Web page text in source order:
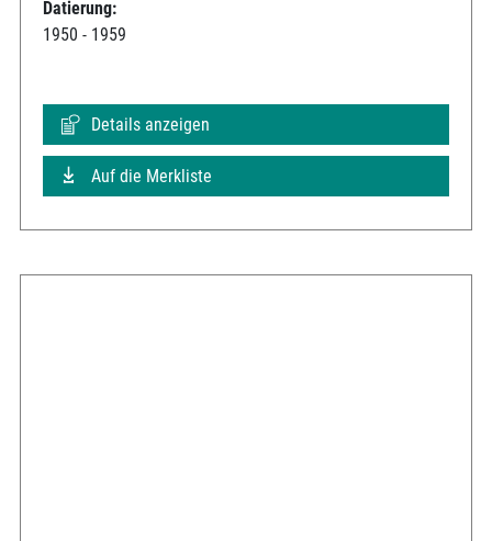
Datierung:
1950 - 1959
Details anzeigen
Auf die Merkliste